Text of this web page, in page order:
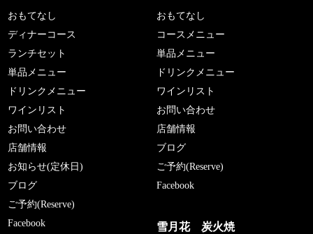
おもてなし
ディナーコース
ランチセット
単品メニュー
ドリンクメニュー
ワインリスト
お問い合わせ
店舗情報
お知らせ(定休日)
ブログ
ご予約(Reserve)
Facebook
おもてなし
コースメニュー
単品メニュー
ドリンクメニュー
ワインリスト
お問い合わせ
店舗情報
ブログ
ご予約(Reserve)
Facebook
雪月花 炭火焼